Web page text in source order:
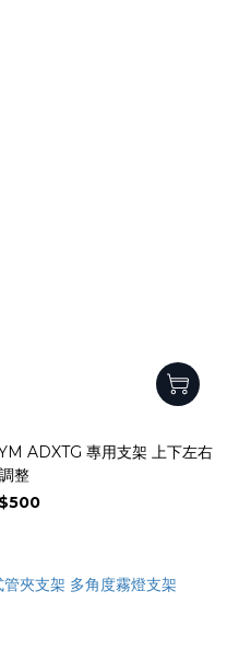
ADXTG 專用支架 上下左右
整